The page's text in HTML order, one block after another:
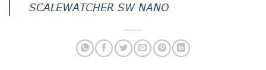
SCALEWATCHER SW NANO